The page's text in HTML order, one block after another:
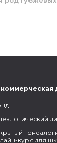
курс для